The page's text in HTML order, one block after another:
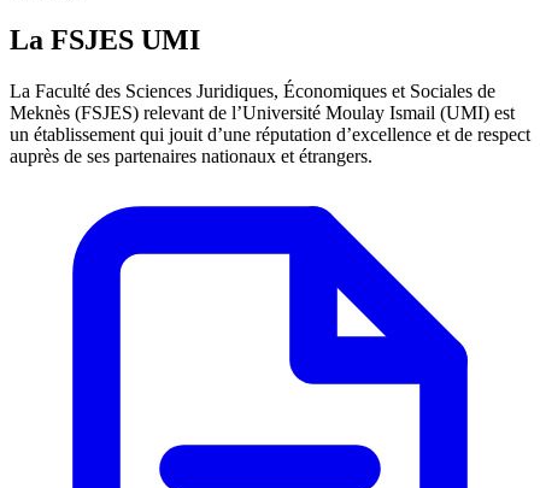
La FSJES UMI
La Faculté des Sciences Juridiques, Économiques et Sociales de
Meknès (FSJES) relevant de l’Université Moulay Ismail (UMI) est
un établissement qui jouit d’une réputation d’excellence et de respect
auprès de ses partenaires nationaux et étrangers.